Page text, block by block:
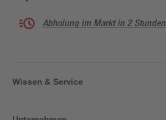
Abholung im Markt in 2 Stunden
Wissen & Service